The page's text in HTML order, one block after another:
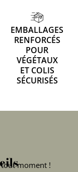
EMBALLAGES
RENFORCÉS
POUR
VÉGÉTAUX
ET COLIS
SÉCURISÉS
tout moment !